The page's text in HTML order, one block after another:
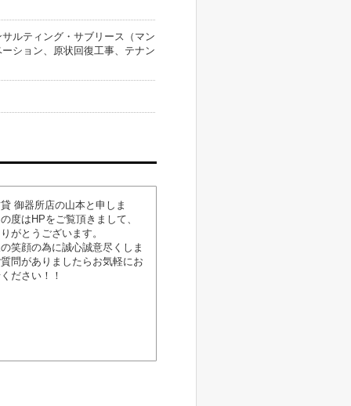
ルティング・サブリース（マン
ション、原状回復工事、テナン
御器所店の山本と申しま
度はHPをご覧頂きまして、
がとうございます。
笑顔の為に誠心誠意尽くしま
問がありましたらお気軽にお
ださい！！